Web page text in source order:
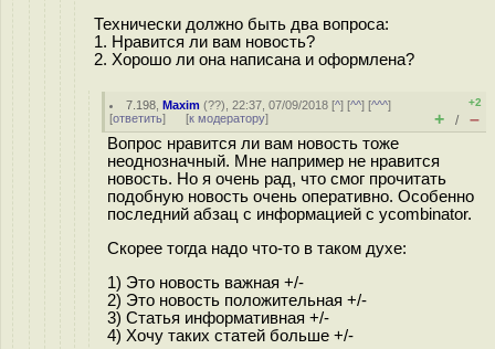
Технически должно быть два вопроса:
1. Нравится ли вам новость?
2. Хорошо ли она написана и оформлена?
7.198 ,Maxim (??), 22:37, 07/09/2018 [^] [^^] [^^^]
[ответить] [к модератору]
+2
+ / –
Вопрос нравится ли вам новость тоже
неоднозначный. Мне например не нравится
новость. Но я очень рад, что смог прочитать
подобную новость очень оперативно. Особенно
последний абзац с информацией с ycombinator.
Скорее тогда надо что-то в таком духе:
1) Это новость важная +/-
2) Это новость положительная +/-
3) Статья информативная +/-
4) Хочу таких статей больше +/-